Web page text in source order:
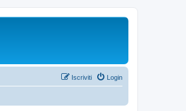
Login
Iscriviti